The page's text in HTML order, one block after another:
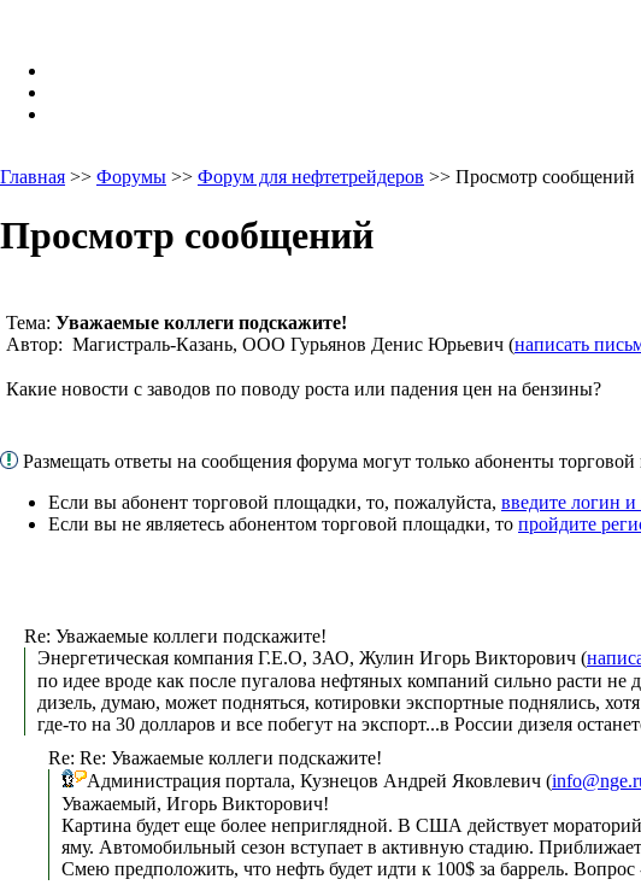
Главная >> Форумы >> Форум для нефтетрейдеров >> Просмотр сообщений
Просмотр сообщений
Тема: Уважаемые коллеги подскажите!
Автор: Магистраль-Казань, ООО Гурьянов Денис Юрьевич (написать
Какие новости с заводов по поводу роста или падения цен на бензины?
Размещать ответы на сообщения форума могут только абоненты
Если вы абонент торговой площадки, то, пожалуйста, введите логин и
Если вы не являетесь абонентом торговой площадки, то пройдите
Re: Уважаемые коллеги подскажите!
Энергетическая компания Г.Е.О, ЗАО, Жулин Игорь Викторович (
по идее вроде как после пугалова нефтяных компаний сильно расти
дизель, думаю, может подняться, котировки экспортные поднялись,
где-то на 30 долларов и все побегут на экспорт...в России дизеля
Re: Re: Уважаемые коллеги подскажите!
Администрация портала, Кузнецов Андрей Яковлевич (
Уважаемый, Игорь Викторович!
Картина будет еще более неприглядной. В США действует
яму. Автомобильный сезон вступает в активную стадию.
Смею предположить, что нефть будет идти к 100$ за баррель.